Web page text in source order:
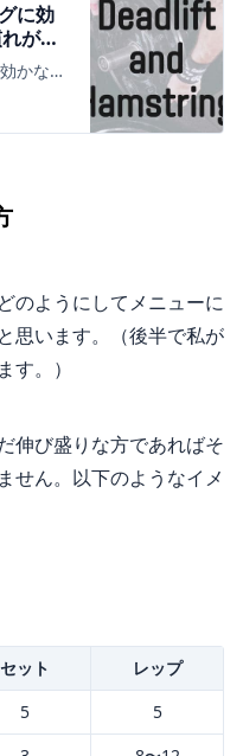
に効
が全
かない
方々
負担を
のようにしてメニューに
思います。（後半で私が
す。）
伸び盛りな方であればそ
せん。以下のようなイメ
セット
レップ
5
5